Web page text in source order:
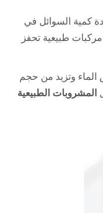
كمية السوائل في
طبيعية تحفز
الماء وتزيد من حجم
المشروبات الطبيعية